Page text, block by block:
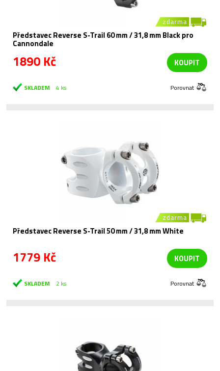
zdarma
Představec Reverse S-Trail 60 mm / 31,8 mm Black pro
Cannondale
1890 Kč KOUPIT
SKLADEM 4 ks Porovnat
zdarma
Představec Reverse S-Trail 50 mm / 31,8 mm White
1779 Kč KOUPIT
SKLADEM 2 ks Porovnat